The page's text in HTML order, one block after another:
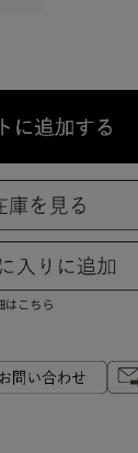
はこちら